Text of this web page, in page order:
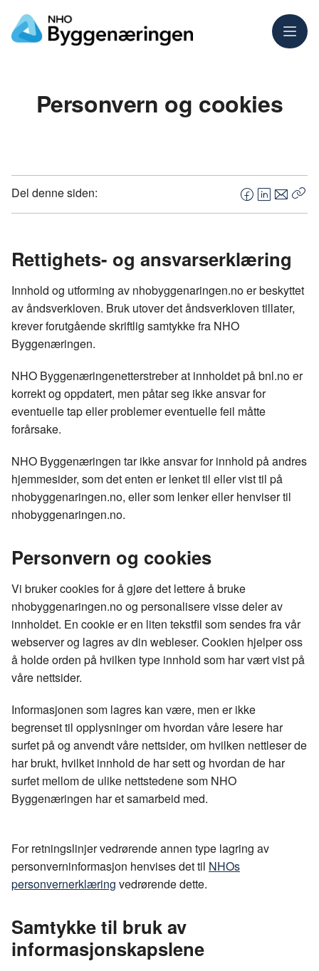
Meny
Personvern og cookies
Del denne siden:
F
a
e
b
o
o
k
L
i
k
e
d
I
E
-
o
s
t
Rettighets- og ansvarserklæring
Innhold og utforming av nhobyggenaringen.no er beskyttet
av åndsverkloven. Bruk utover det åndsverkloven tillater,
krever forutgående skriftlig samtykke fra NHO
Byggenæringen.
NHO Byggenæringenetterstreber at innholdet på bnl.no er
korrekt og oppdatert, men påtar seg ikke ansvar for
eventuelle tap eller problemer eventuelle feil måtte
forårsake.
NHO Byggenæringen tar ikke ansvar for innhold på andres
hjemmesider, som det enten er lenket til eller vist til på
nhobyggenaringen.no, eller som lenker eller henviser til
nhobyggenaringen.no.
Personvern og cookies
Vi bruker cookies for å gjøre det lettere å bruke
nhobyggenaringen.no og personalisere visse deler av
innholdet. En cookie er en liten tekstfil som sendes fra vår
webserver og lagres av din webleser. Cookien hjelper oss
å holde orden på hvilken type innhold som har vært vist på
våre nettsider.
Informasjonen som lagres kan være, men er ikke
begrenset til opplysninger om hvordan våre lesere har
surfet på og anvendt våre nettsider, om hvilken nettleser de
har brukt, hvilket innhold de har sett og hvordan de har
surfet mellom de ulike nettstedene som NHO
Byggenæringen har et samarbeid med.
For retningslinjer vedrørende annen type lagring av
personverninformasjon henvises det til NHOs
personvernerklæring vedrørende dette.
Samtykke til bruk av
informasjonskapslene